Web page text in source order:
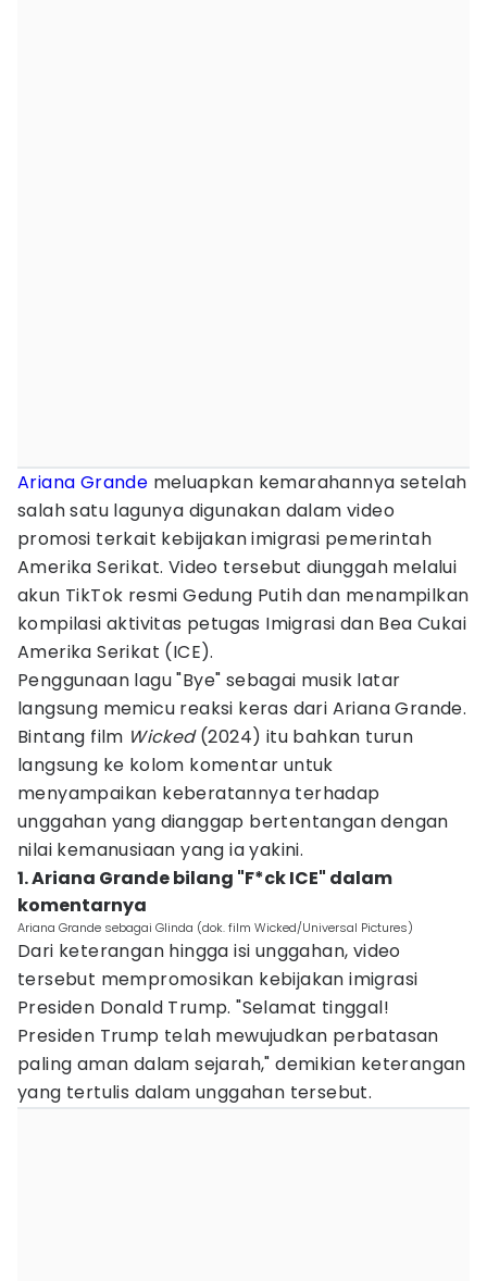
Ariana Grande meluapkan kemarahannya setelah
salah satu lagunya digunakan dalam video
promosi terkait kebijakan imigrasi pemerintah
Amerika Serikat. Video tersebut diunggah melalui
akun TikTok resmi Gedung Putih dan menampilkan
kompilasi aktivitas petugas Imigrasi dan Bea Cukai
Amerika Serikat (ICE).
Penggunaan lagu "Bye" sebagai musik latar
langsung memicu reaksi keras dari Ariana Grande.
Bintang film Wicked(2024) itu bahkan turun
langsung ke kolom komentar untuk
menyampaikan keberatannya terhadap
unggahan yang dianggap bertentangan dengan
nilai kemanusiaan yang ia yakini.
1. Ariana Grande bilang "F*ck ICE" dalam
komentarnya
Ariana Grande sebagai Glinda (dok. film Wicked/Universal Pictures)
Dari keterangan hingga isi unggahan, video
tersebut mempromosikan kebijakan imigrasi
Presiden Donald Trump. "Selamat tinggal!
Presiden Trump telah mewujudkan perbatasan
paling aman dalam sejarah," demikian keterangan
yang tertulis dalam unggahan tersebut.